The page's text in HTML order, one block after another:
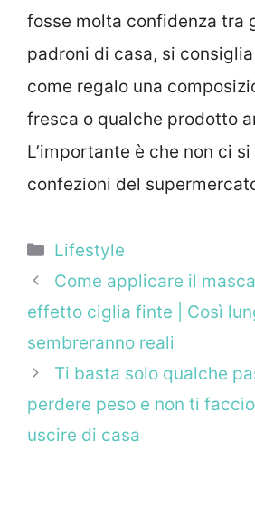
fosse molta confidenza tra
padroni di casa, si
come regalo una
fresca o qualche prodotto
L’importante è che non ci
confezioni del
Categorie
Lifestyle
Come applicare il
effetto ciglia finte | Così
sembreranno reali
Ti basta solo qualche
perdere peso e non ti
uscire di casa